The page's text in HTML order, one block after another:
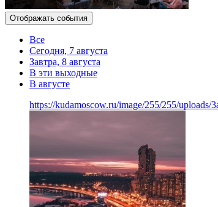
Отображать события
Все
Сегодня, 7 августа
Завтра, 8 августа
В эти выходные
В августе
https://kudamoscow.ru/image/255/255/uploads/